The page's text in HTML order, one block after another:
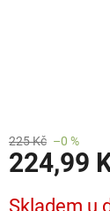
225 Kč –0 %
224,99
Skladem u